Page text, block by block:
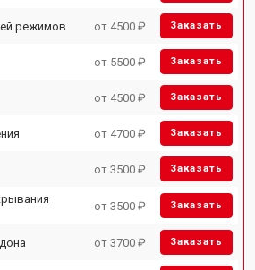
режимов от 4500 ₽ Заказать
от 5500 ₽ Заказать
от 4500 ₽ Заказать
от 4700 ₽ Заказать
от 3500 ₽ Заказать
от 3500 ₽ Заказать
от 3700 ₽ Заказать